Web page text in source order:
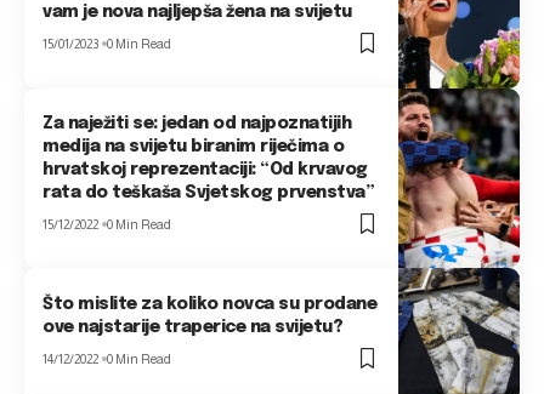
vam je nova najljepša žena na svijetu
15/01/2023 0 Min Read
Za naježiti se: jedan od najpoznatijih
medija na svijetu biranim riječima o
hrvatskoj reprezentaciji: “Od krvavog
rata do teškaša Svjetskog prvenstva”
15/12/2022 0 Min Read
Što mislite za koliko novca su prodane
ove najstarije traperice na svijetu?
14/12/2022 0 Min Read